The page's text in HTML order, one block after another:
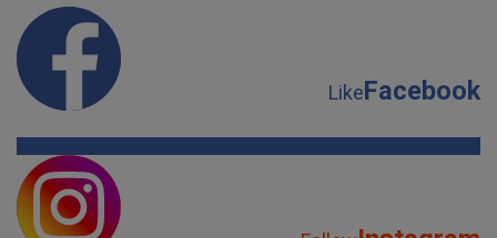
LikeFacebook